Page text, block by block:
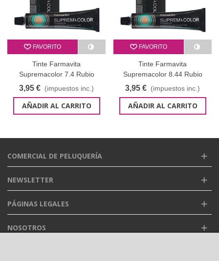
FAVORITO
Tinte Farmavita
Supremacolor 7.4 Rubio
cobre 60 ml
3,95 € (impuestos inc.)
AÑADIR AL CARRITO
FAVORITO
Tinte Farmavita
Supremacolor 8.44 Rubio
claro cobre intenso 60 ml
3,95 € (impuestos inc.)
AÑADIR AL CARRITO
COMERCIAL DE PELUQUERÍA
NEWSLETTER
PÁGINAS LEGALES
NOSOTROS